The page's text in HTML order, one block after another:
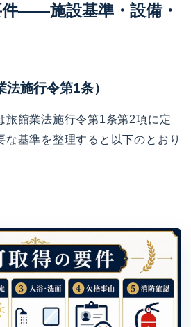
——施設基準・設備・
施行令第1条）
旅館業法施行令第1条第2項に定
な基準を整理すると以下のとおり